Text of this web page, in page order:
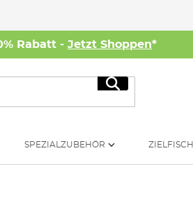
Rabatt - Jetzt Shoppen*
Suche
SPEZIALZUBEHÖR ZIELFISCH